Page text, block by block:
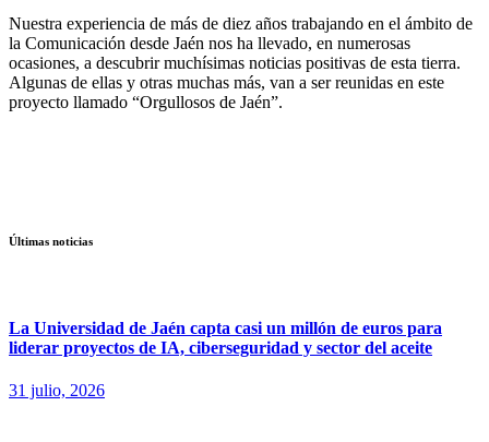
Nuestra experiencia de más de diez años trabajando en el ámbito de
la Comunicación desde Jaén nos ha llevado, en numerosas
ocasiones, a descubrir muchísimas noticias positivas de esta tierra.
Algunas de ellas y otras muchas más, van a ser reunidas en este
proyecto llamado “Orgullosos de Jaén”.
Últimas noticias
La Universidad de Jaén capta casi un millón de euros para
liderar proyectos de IA, ciberseguridad y sector del aceite
31 julio, 2026